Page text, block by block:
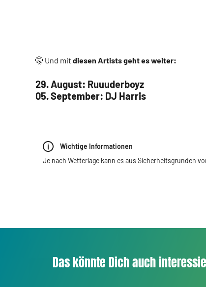
🤫 Und mit diesen Artists geht es weiter:
29. August: Ruuuderboyz
05. September: DJ Harris
Wichtige Informationen
Je nach Wetterlage kann es aus Sicherheitsgründen
Das könnte Dich auch